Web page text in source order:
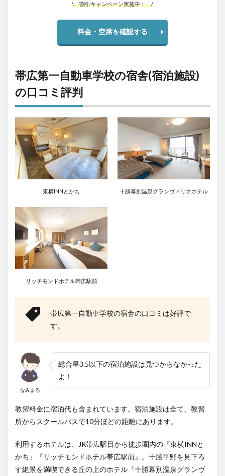
\ 割引キャンペーン実施中！ /
料金・空席を確認する
帯広第一自動車学校の宿舎(宿泊施設)
の口コミ評判
東横INNとかち 十勝幕別温泉グランヴィリオホテル
リッチモンドホテル帯広駅前
帯広第一自動車学校の宿舎の口コミは好評で
す。
なみまる
総合星3.5以下の宿泊施設は見つからなかった
よ！
教習料金に宿泊代も含まれています。宿泊施設は全て、教習
所からスクールバスで10分ほどの距離にあります。
利用するホテルは、JR帯広駅目から徒歩圏内の『東横INNと
かち』『リッチモンドホテル帯広駅前』。十勝平野を見下ろ
す絶景を満喫できる丘の上のホテル『十勝幕別温泉グランヴ